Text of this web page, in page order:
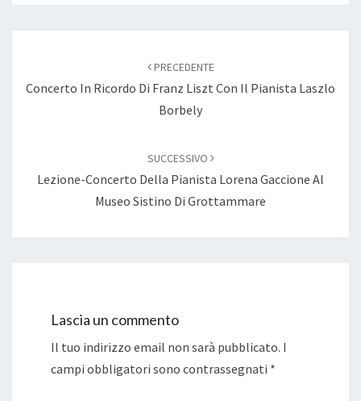
PRECEDENTE
Concerto In Ricordo Di Franz Liszt Con Il Pianista Laszlo
Borbely
SUCCESSIVO
Lezione-Concerto Della Pianista Lorena Gaccione Al
Museo Sistino Di Grottammare
Lascia un commento
Il tuo indirizzo email non sarà pubblicato. I
campi obbligatori sono contrassegnati *